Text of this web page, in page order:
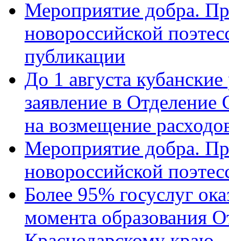
Мероприятие добра.
новороссийской
публикации
До 1 августа
заявление в
на возмещение
Мероприятие добра.
новороссийской
Более 95% госуслуг
момента образования